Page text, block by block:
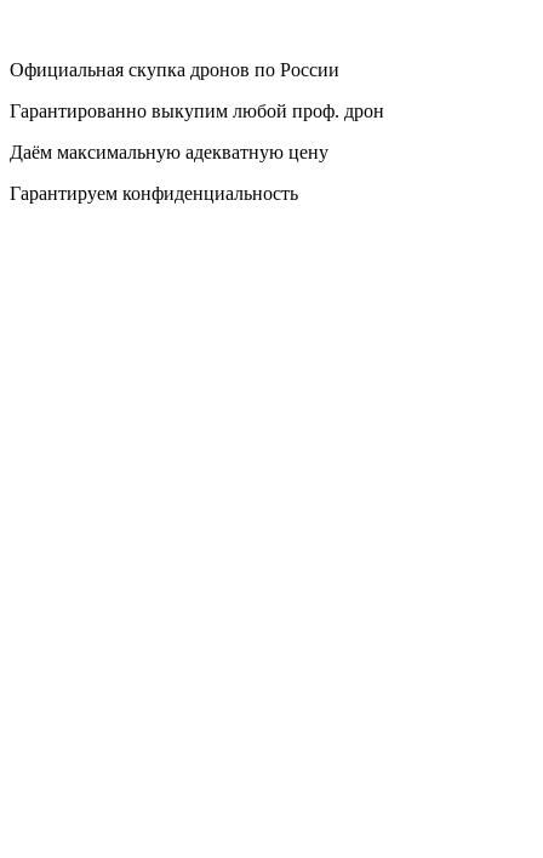
Официальная скупка дронов по России
Гарантированно выкупим любой проф. дрон
Даём максимальную адекватную цену
Гарантируем конфиденциальность